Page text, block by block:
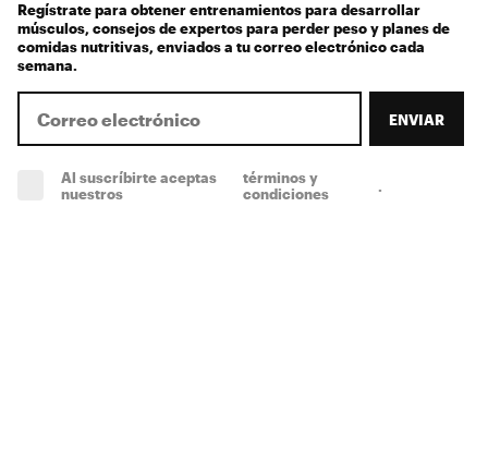
Regístrate para obtener entrenamientos para desarrollar
músculos, consejos de expertos para perder peso y planes de
comidas nutritivas, enviados a tu correo electrónico cada
semana.
ENVIAR
Al suscríbirte aceptas
nuestros
términos y
condiciones